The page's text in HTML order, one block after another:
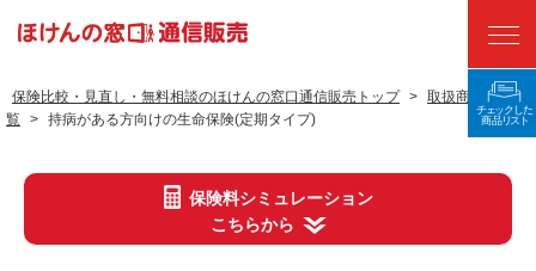
ランキング
保険の種類から探す
保険料をシミュレーションする
保険比較・見直し・無料相談のほけんの窓口通信販売トップ > 取扱商品一
覧 > 持病がある方向けの生命保険(定期タイプ)
保険料シミュレーション
こちらから